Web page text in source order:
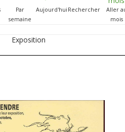
Par
semaine
Aujourd'hui Rechercher
Aller
mois
Exposition